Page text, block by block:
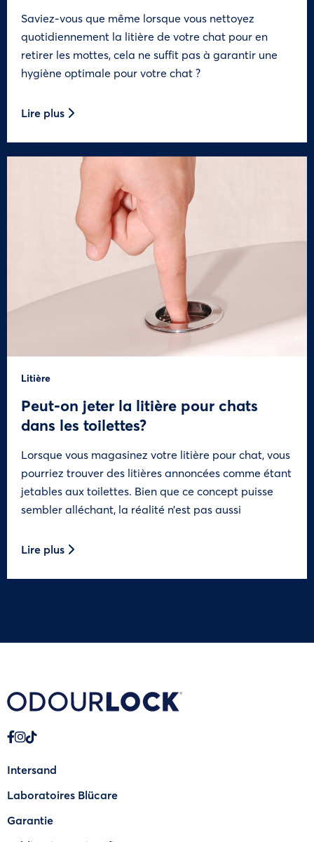
Saviez-vous que même lorsque vous nettoyez
quotidiennement la litière de votre chat pour en
retirer les mottes, cela ne suffit pas à garantir une
hygiène optimale pour votre chat ?
Lire plus
Litière
Peut-on jeter la litière pour chats
dans les toilettes?
Lorsque vous magasinez votre litière pour chat, vous
pourriez trouver des litières annoncées comme étant
jetables aux toilettes. Bien que ce concept puisse
sembler alléchant, la réalité n’est pas aussi
Lire plus
Intersand
Laboratoires Blücare
Garantie